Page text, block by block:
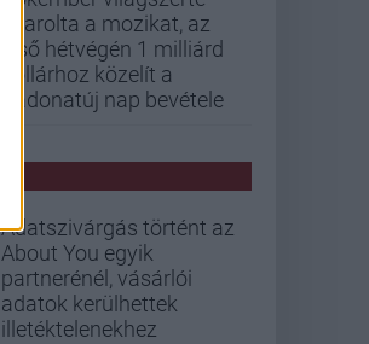
letarolta a mozikat, az
első hétvégén 1 milliárd
dollárhoz közelít a
Vadonatúj nap bevétele
Adatszivárgás történt az
About You egyik
partnerénél, vásárlói
adatok kerülhettek
illetéktelenekhez